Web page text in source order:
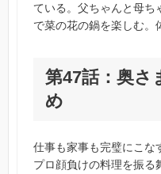
ている。父ちゃんと母ち
で菜の花の鍋を楽しむ。
第47話：奥さ
め
仕事も家事も完璧にこな
プロ顔負けの料理を振る